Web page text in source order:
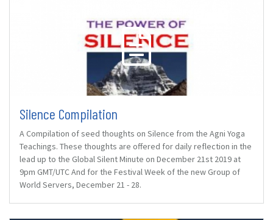
Silence Compilation
A Compilation of seed thoughts on Silence from the Agni Yoga
Teachings. These thoughts are offered for daily reflection in the
lead up to the Global Silent Minute on December 21st 2019 at
9pm GMT/UTC And for the Festival Week of the new Group of
World Servers, December 21 - 28.